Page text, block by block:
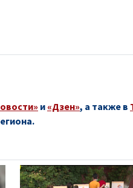
и «Дзен», а также в